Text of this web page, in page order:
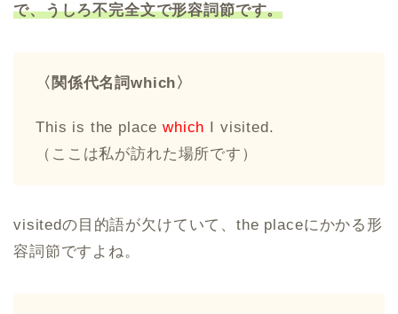
で、うしろ不完全文で形容詞節です。
〈関係代名詞which〉
This is the placewhich I visited.
（ここは私が訪れた場所です）
visitedの目的語が欠けていて、the placeにかかる形
容詞節ですよね。